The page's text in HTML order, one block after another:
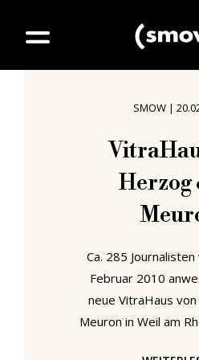
SMOW |
Herzog
Ca. 285
Februar 2010
neue VitraHaus
Meuron in Weil am